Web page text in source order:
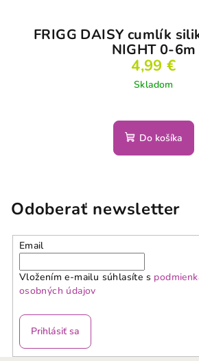
FRIGG DAISY cumlík
NIGHT 0-6m
4,99 €
Skladom
Do košíka
Odoberať newsletter
Email
Vložením e-mailu súhlasíte s
osobných údajov
Prihlásiť sa